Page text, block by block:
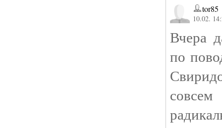
tor85
10.02.
Вчера
по